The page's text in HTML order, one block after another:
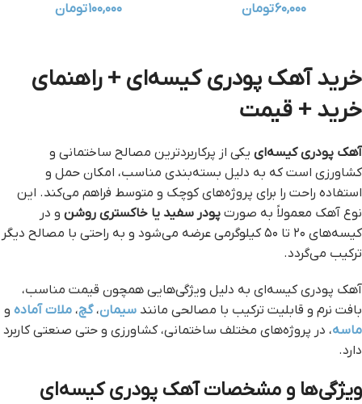
۶۰,۰۰۰تومان
۱۰۰,۰۰۰تومان
خرید آهک پودری کیسه‌ای + راهنمای
خرید + قیمت
آهک پودری کیسه‌ای یکی از پرکاربردترین مصالح ساختمانی و
کشاورزی است که به دلیل بسته‌بندی مناسب، امکان حمل و
استفاده راحت را برای پروژه‌های کوچک و متوسط فراهم می‌کند. این
نوع آهک معمولاً به صورت پودر سفید یا خاکستری روشن و در
کیسه‌های ۲۰ تا ۵۰ کیلوگرمی عرضه می‌شود و به راحتی با مصالح دیگر
ترکیب می‌گردد.
آهک پودری کیسه‌ای به دلیل ویژگی‌هایی همچون قیمت مناسب،
بافت نرم و قابلیت ترکیب با مصالحی مانند سیمان،گچ، ملات آماده و
ماسه، در پروژه‌های مختلف ساختمانی، کشاورزی و حتی صنعتی کاربرد
دارد.
ویژگی‌ها و مشخصات آهک پودری کیسه‌ای